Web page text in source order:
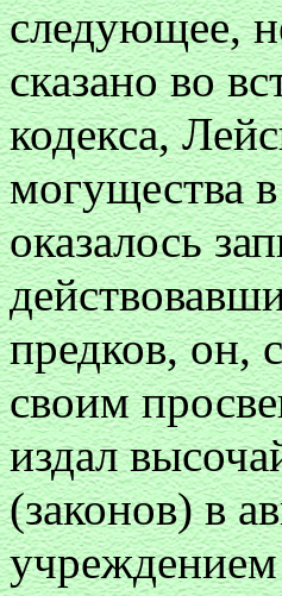
следующее,
сказано во
кодекса,
могущества
оказалось
предков, он,
своим
издал
(законов) в